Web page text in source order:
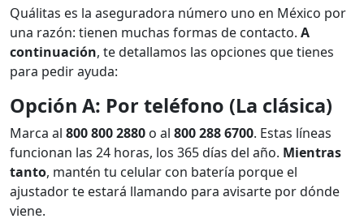
Quálitas es la aseguradora número uno en México por
una razón: tienen muchas formas de contacto. A
continuación, te detallamos las opciones que tienes
para pedir ayuda:
Opción A: Por teléfono (La clásica)
Marca al 800 800 2880 o al 800 288 6700. Estas líneas
funcionan las 24 horas, los 365 días del año. Mientras
tanto, mantén tu celular con batería porque el
ajustador te estará llamando para avisarte por dónde
viene.